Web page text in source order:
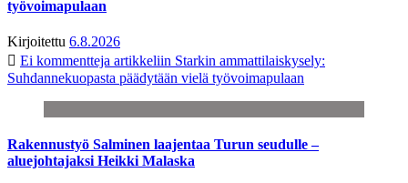
työvoimapulaan
Kirjoitettu 6.8.2026
Ei kommentteja artikkeliin Starkin ammattilaiskysely:
Suhdannekuopasta päädytään vielä työvoimapulaan
Rakennustyö Salminen laajentaa Turun seudulle –
aluejohtajaksi Heikki Malaska